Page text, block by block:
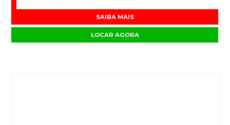
SAIBA MAIS
LOCAR AGORA